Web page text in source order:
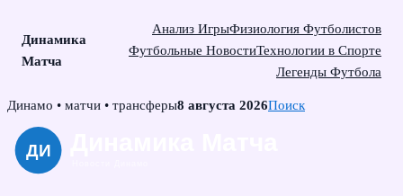
Динамика
Матча
Анализ ИгрыФизиология Футболистов
Футбольные НовостиТехнологии в Спорте
Легенды Футбола
Skip
content
Динамо • матчи • трансферы8 августа 2026Поиск